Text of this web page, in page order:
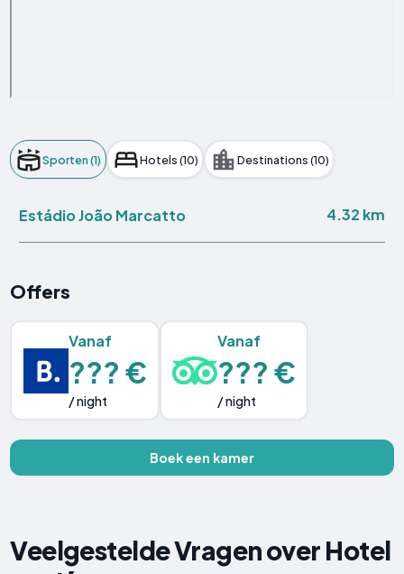
Sporten (1) Hotels (10) Destinations (10)
Estádio João Marcatto 4.32 km
Offers
Vanaf
??? €
/ night
Vanaf
??? €
/ night
Boek een kamer
Veelgestelde Vragen over Hotel